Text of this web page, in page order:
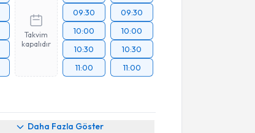
Takvim
kapalıdır
09:30
10:00
10:30
11:00
09:30
10:00
10:30
11:00
Daha Fazla Göster